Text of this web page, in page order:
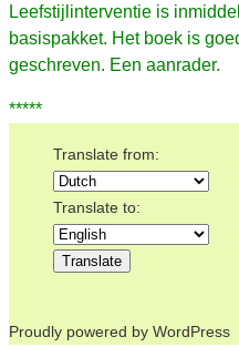
Leefstijlinterventie is
basispakket. Het boek is
geschreven. Een aanrader.
*****
Translate from:
Translate to:
Proudly powered by WordPress